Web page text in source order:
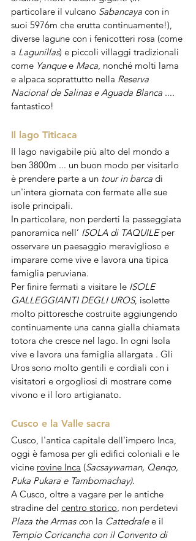
particolare il vulcano Sabancaya con in
suoi 5976m che erutta continuamente!),
diverse lagune con i fenicotteri rosa (come
a Lagunillas) e piccoli villaggi tradizionali
come Yanque e Maca, nonché molti lama
e alpaca soprattutto nella Reserva
Nacional de Salinas e Aguada Blanca ....
fantastico!
Il lago Titicaca
Il lago navigabile più alto del mondo a
ben 3800m ... un buon modo per visitarlo
è prendere parte a un tour in barca di
un'intera giornata con fermate alle sue
isole principali.
In particolare, non perderti la passeggiata
panoramica nell’ ISOLA di TAQUILE per
osservare un paesaggio meraviglioso e
imparare come vive e lavora una tipica
famiglia peruviana.
Per finire fermati a visitare le ISOLE
GALLEGGIANTI DEGLI UROS, isolette
molto pittoresche costruite aggiungendo
continuamente una canna gialla chiamata
totora che cresce nel lago. In ogni Isola
vive e lavora una famiglia allargata . Gli
Uros sono molto gentili e cordiali con i
visitatori e orgogliosi di mostrare come
vivono e il loro artigianato.
Cusco e la Valle sacra
Cusco, l'antica capitale dell'impero Inca,
oggi è famosa per gli edifici coloniali e le
vicine rovine Inca (Sacsaywaman, Qenqo,
Puka Pukara e Tambomachay).
A Cusco, oltre a vagare per le antiche
stradine del centro storico, non perdetevi
Plaza the Armas con la Cattedrale e il
Tempio Coricancha con il Convento di